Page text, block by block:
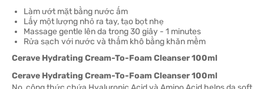
Làm ướt mặt bằng nước ấm
Lấy một lượng nhỏ ra tay, tạo bọt nhẹ
Massage gentle lên da trong 30 giây - 1 minutes
Rửa sạch với nước và thấm khô bằng khăn mềm
Cerave Hydrating Cream-To-Foam Cleanser 100ml
Cerave Hydrating Cream-To-Foam Cleanser 100ml